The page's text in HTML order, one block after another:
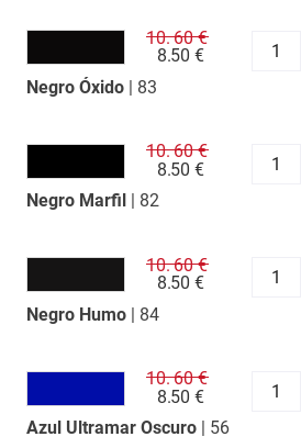
Negro Óxido| 83
10.60 €
8.50 €
Negro Marfil | 82
10.60 €
8.50 €
Negro Humo| 84
10.60 €
8.50 €
Azul Ultramar Oscuro| 56
10.60 €
8.50 €